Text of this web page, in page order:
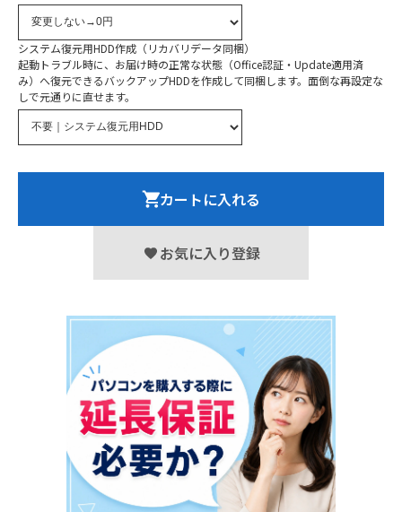
システム復元用HDD作成（リカバリデータ同梱）
起動トラブル時に、お届け時の正常な状態（Office認証・Update適用済
み）へ復元できるバックアップHDDを作成して同梱します。面倒な再設定な
しで元通りに直せます。
カートに入れる
お気に入り登録